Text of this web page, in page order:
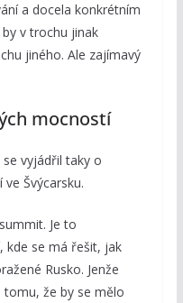
a docela konkrétním
v trochu jinak
jiného. Ale zajímavý
mocností
vyjádřil taky o
Švýcarsku.
Je to
kde se má řešit, jak
Rusko. Jenže
že by se mělo